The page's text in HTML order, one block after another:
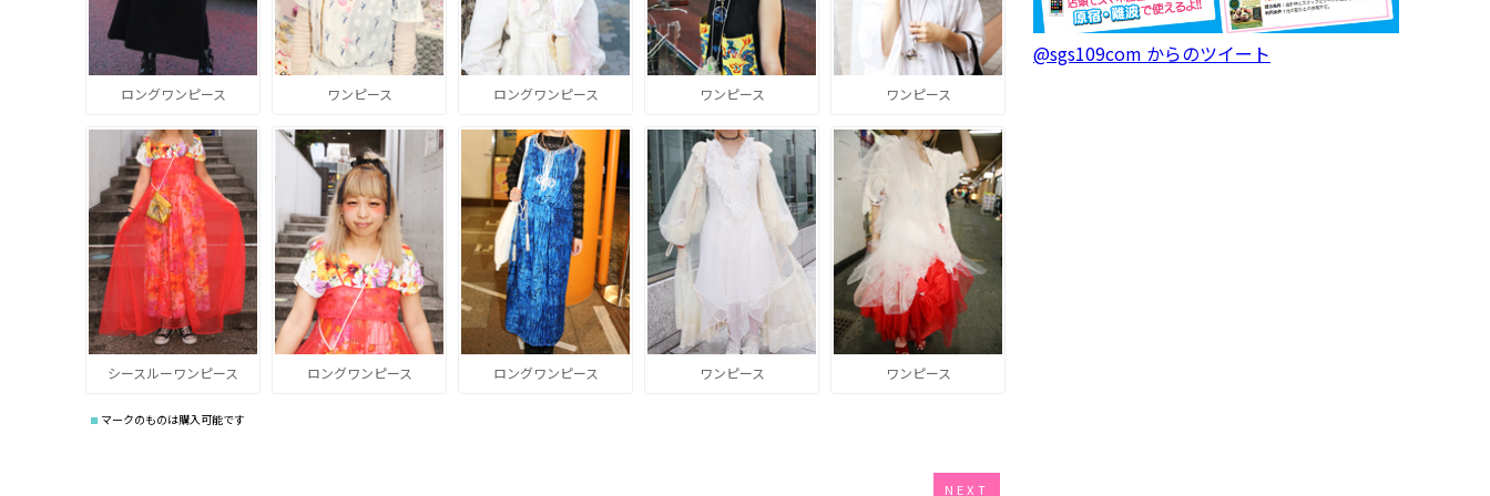
ロングワンピース ワンピース ロングワンピース ワンピース ワンピース
シースルーワンピース ロングワンピース ロングワンピース ワンピース ワンピース
マークのものは購入可能です
NEXT
@sgs109com からのツイート